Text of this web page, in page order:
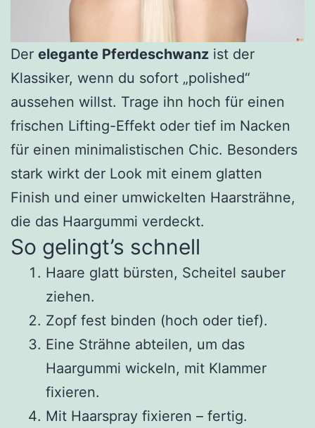
Der elegante Pferdeschwanz ist der
Klassiker, wenn du sofort „polished“
aussehen willst. Trage ihn hoch für einen
frischen Lifting-Effekt oder tief im Nacken
für einen minimalistischen Chic. Besonders
stark wirkt der Look mit einem glatten
Finish und einer umwickelten Haarsträhne,
die das Haargummi verdeckt.
So gelingt’s schnell
Haare glatt bürsten, Scheitel sauber
ziehen.
Zopf fest binden (hoch oder tief).
Eine Strähne abteilen, um das
Haargummi wickeln, mit Klammer
fixieren.
Mit Haarspray fixieren – fertig.